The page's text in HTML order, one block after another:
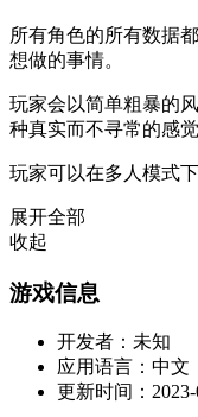
所有角色的所有数据
想做的事情。
玩家会以简单粗暴的
种真实而不寻常的感觉
玩家可以在多人模式
展开全部
收起
游戏信息
开发者： 未知
应用语言： 中文
更新时间：